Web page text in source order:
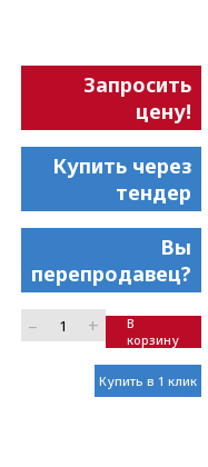
Запросить
цену!
Купить через
тендер
Вы
перепродавец?
– +
В
корзину
Купить в 1 клик